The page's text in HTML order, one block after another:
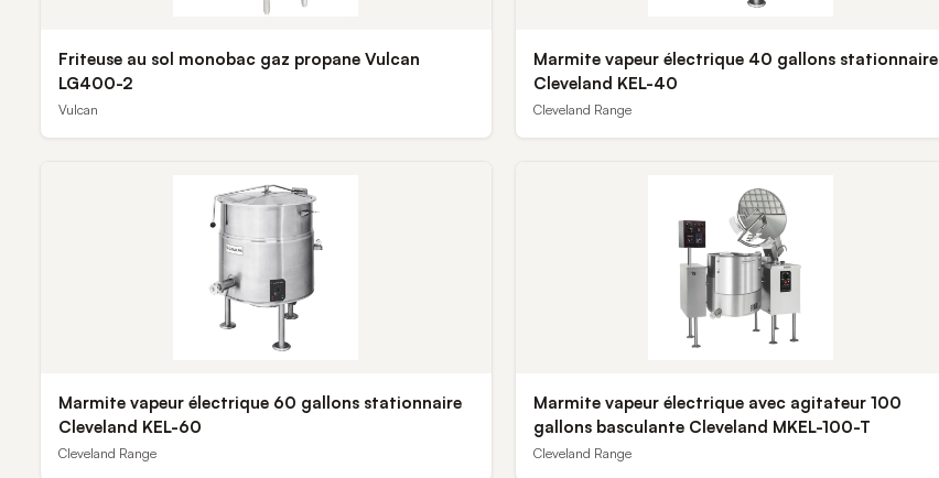
Friteuse au sol monobac gaz propane Vulcan
LG400-2
Vulcan
Marmite vapeur électrique 40 gallons stationnaire
Cleveland KEL-40
Cleveland Range
Marmite vapeur électrique 60 gallons stationnaire
Cleveland KEL-60
Cleveland Range
Marmite vapeur électrique avec agitateur 100
gallons basculante Cleveland MKEL-100-T
Cleveland Range